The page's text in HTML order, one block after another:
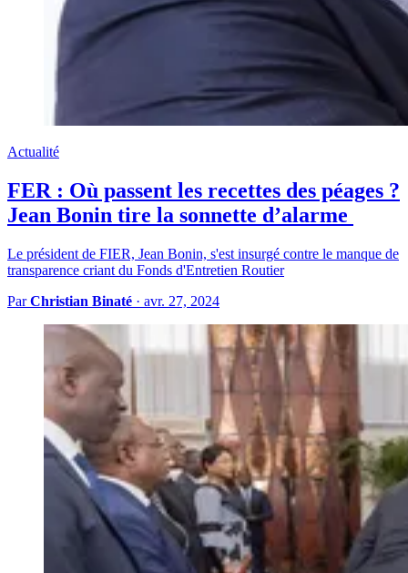
Actualité
FER : Où passent les recettes des péages ?
Jean Bonin tire la sonnette d’alarme
Le président de FIER, Jean Bonin, s'est insurgé contre le manque de
transparence criant du Fonds d'Entretien Routier
ParChristian Binaté · avr. 27, 2024